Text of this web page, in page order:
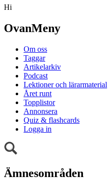
Hi
OvanMeny
Om oss
Taggar
Artikelarkiv
Podcast
Lektioner och lärarmaterial
Året runt
Topplistor
Annonsera
Quiz & flashcards
Logga in
Ämnesområden